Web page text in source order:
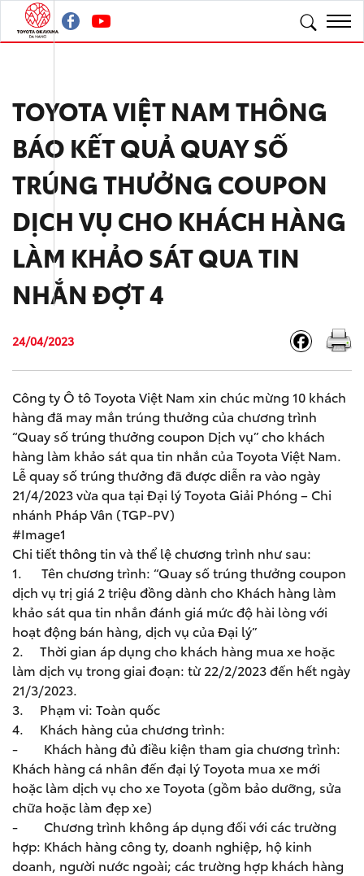
TOYOTA VIỆT NAM THÔNG
BÁO KẾT QUẢ QUAY SỐ
TRÚNG THƯỞNG COUPON
DỊCH VỤ CHO KHÁCH HÀNG
LÀM KHẢO SÁT QUA TIN
NHẮN ĐỢT 4
24/04/2023
Công ty Ô tô Toyota Việt Nam xin chúc mừng 10 khách
hàng đã may mắn trúng thưởng của chương trình
“Quay số trúng thưởng coupon Dịch vụ” cho khách
hàng làm khảo sát qua tin nhắn của Toyota Việt Nam.
Lễ quay số trúng thưởng đã được diễn ra vào ngày
21/4/2023 vừa qua tại Đại lý Toyota Giải Phóng – Chi
nhánh Pháp Vân (TGP-PV)
#Image1
Chi tiết thông tin và thể lệ chương trình như sau:
1. Tên chương trình: “Quay số trúng thưởng coupon
dịch vụ trị giá 2 triệu đồng dành cho Khách hàng làm
khảo sát qua tin nhắn đánh giá mức độ hài lòng với
hoạt động bán hàng, dịch vụ của Đại lý”
2. Thời gian áp dụng cho khách hàng mua xe hoặc
làm dịch vụ trong giai đoạn: từ 22/2/2023 đến hết ngày
21/3/2023.
3. Phạm vi: Toàn quốc
4. Khách hàng của chương trình:
- Khách hàng đủ điều kiện tham gia chương trình:
Khách hàng cá nhân đến đại lý Toyota mua xe mới
hoặc làm dịch vụ cho xe Toyota (gồm bảo dưỡng, sửa
chữa hoặc làm đẹp xe)
- Chương trình không áp dụng đối với các trường
hợp: Khách hàng công ty, doanh nghiệp, hộ kinh
doanh, người nước ngoài; các trường hợp khách hàng